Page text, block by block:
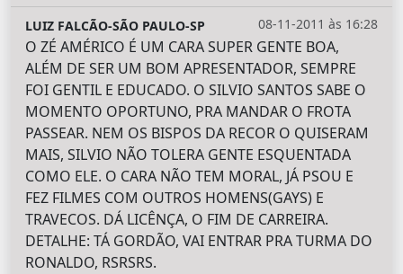
08-11-2011 às 16:28
LUIZ FALCÃO-SÃO PAULO-SP
O ZÉ AMÉRICO É UM CARA SUPER GENTE BOA,
ALÉM DE SER UM BOM APRESENTADOR, SEMPRE
FOI GENTIL E EDUCADO. O SILVIO SANTOS SABE O
MOMENTO OPORTUNO, PRA MANDAR O FROTA
PASSEAR. NEM OS BISPOS DA RECOR O QUISERAM
MAIS, SILVIO NÃO TOLERA GENTE ESQUENTADA
COMO ELE. O CARA NÃO TEM MORAL, JÁ PSOU E
FEZ FILMES COM OUTROS HOMENS(GAYS) E
TRAVECOS. DÁ LICÊNÇA, O FIM DE CARREIRA.
DETALHE: TÁ GORDÃO, VAI ENTRAR PRA TURMA DO
RONALDO, RSRSRS.